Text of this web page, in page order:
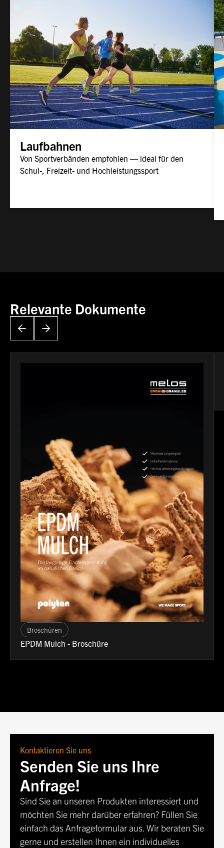
Laufbahnen
Von Sportverbänden empfohlen — ideal für den
Schul-, Freizeit- und Hochleistungssport
Relevante Dokumente
Broschüren
EPDM Mulch - Broschüre
Kontaktieren Sie uns
Senden Sie uns Ihre
Anfrage!
Sind Sie an unseren Produkten interessiert und
möchten Sie mehr darüber erfahren? Füllen Sie
einfach das Anfrageformular aus. Wir beraten Sie
gerne und erstellen Ihnen ein individuelles